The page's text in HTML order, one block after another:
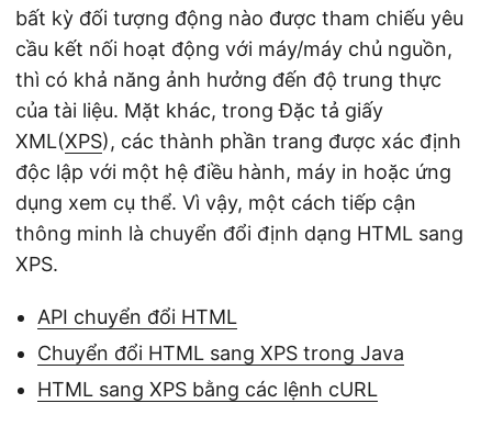
bất kỳ đối tượng động nào được tham chiếu yêu
cầu kết nối hoạt động với máy/máy chủ nguồn,
thì có khả năng ảnh hưởng đến độ trung thực
của tài liệu. Mặt khác, trong Đặc tả giấy
XML(XPS), các thành phần trang được xác định
độc lập với một hệ điều hành, máy in hoặc ứng
dụng xem cụ thể. Vì vậy, một cách tiếp cận
thông minh là chuyển đổi định dạng HTML sang
XPS.
API chuyển đổi HTML
Chuyển đổi HTML sang XPS trong Java
HTML sang XPS bằng các lệnh cURL